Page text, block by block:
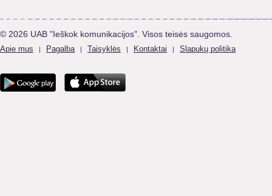
© 2026 UAB "Ieškok komunikacijos". Visos teisės saugomos.
Apie mus | Pagalba | Taisyklės | Kontaktai | Slapukų politika